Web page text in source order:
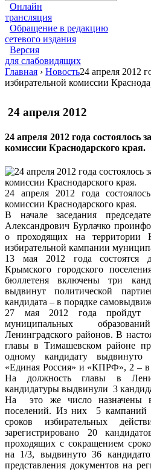
Онлайн
трансляция
Обращение в редакцию
сетевого издания
Версия
для слабовидящих
Главная › Новость24 апреля 2012
избирательной комиссии
24 апреля 2012
24 апреля 2012 года состоялось
комиссии Краснодарского края.
24 апреля 2012 года
комиссии Краснодарского края.
В начале заседания
Александрович Бурлачко
о проходящих на территории
избирательной кампании
13 мая 2012 года состоятся
Крымского городского
бюллетеня включены три
выдвинут политической
кандидата – в порядке
27 мая 2012 года пройдут
муниципальных
Ленинградского районов. В
главы в Тимашевском районе
одному кандидату выдвинуто
«Единая Россия» и «КПРФ», 2 –
На должность главы в
кандидатуры выдвинули 3
На это же число назначены
поселений. Из них 5 кампаний
сроков избирательных
зарегистрировано 20
проходящих с сокращением
на 1/3, выдвинуто 36
представления документов на